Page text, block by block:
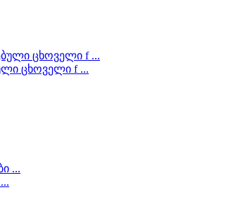
ცხოველი f ...